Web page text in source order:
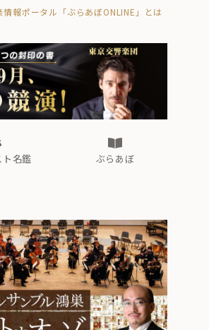
情報ポータル「ぶらあぼONLINE」とは
フォルテピアノ・オデッセイ
ト名鑑 ぶらあぼ
フォルテピアノ・オデッセイ